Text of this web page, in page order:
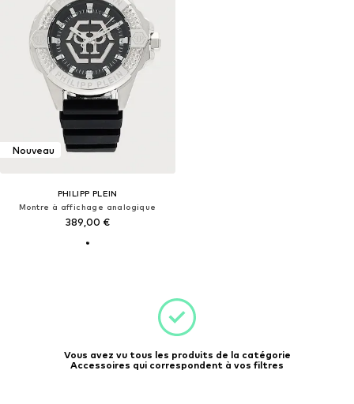
Nouveau
PHILIPP PLEIN
Montre à affichage analogique
389,00 €
Vous avez vu tous les produits de la catégorie
Accessoires qui correspondent à vos filtres